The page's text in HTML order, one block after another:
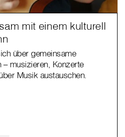
mit einem kulturell
über gemeinsame
musizieren, Konzerte
Musik austauschen.